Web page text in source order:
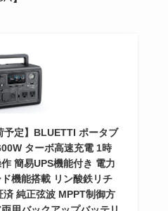
予定】BLUETTI ポータブ
ターボ高速充電 1時
簡易UPS機能付き 電力
機能搭載 リン酸鉄リチ
済 純正弦波 MPPT制御方